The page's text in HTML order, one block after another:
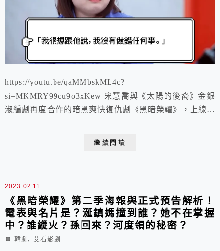
https://youtu.be/qaMMbskML4c?
si=MKMRY99cu9o3xKew 宋慧喬與《太陽的後裔》金銀
淑編劇再度合作的暗黑爽快復仇劇《黑暗榮耀》，上線沒
繼續閱讀
2023.02.11
《黑暗榮耀》第二季海報與正式預告解析！
電表與名片是？涎鎮媽撞到誰？她不在掌握
中？誰縱火？孫回來？河度領的秘密？
韓劇 , 艾看影劇